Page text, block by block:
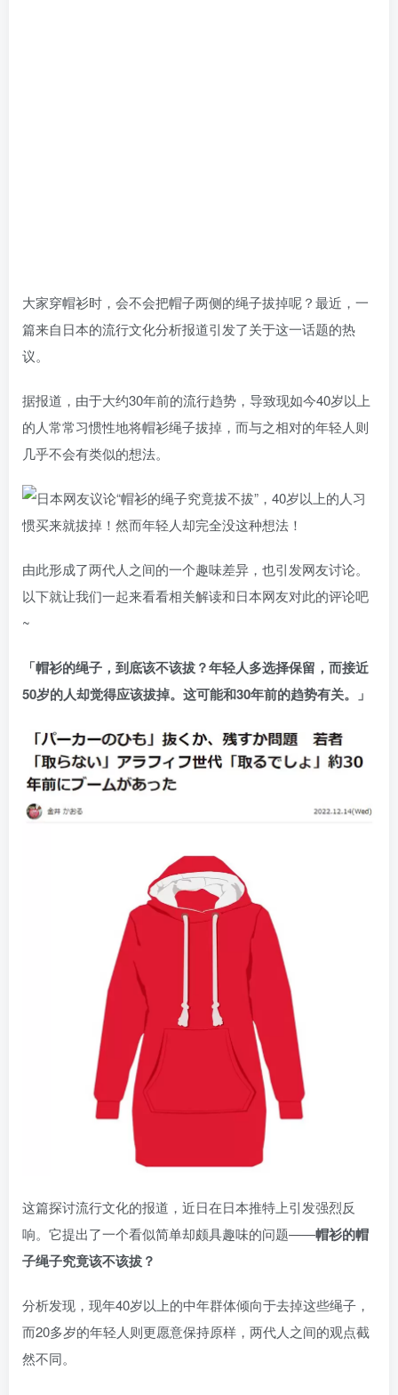
大家穿帽衫时，会不会把帽子两侧的绳子拔掉呢？最近，一
篇来自日本的流行文化分析报道引发了关于这一话题的热
议。
据报道，由于大约30年前的流行趋势，导致现如今40岁以上
的人常常习惯性地将帽衫绳子拔掉，而与之相对的年轻人则
几乎不会有类似的想法。
由此形成了两代人之间的一个趣味差异，也引发网友讨论。
以下就让我们一起来看看相关解读和日本网友对此的评论吧
~
「帽衫的绳子，到底该不该拔？年轻人多选择保留，而接近
50岁的人却觉得应该拔掉。这可能和30年前的趋势有关。」
这篇探讨流行文化的报道，近日在日本推特上引发强烈反
响。它提出了一个看似简单却颇具趣味的问题——帽衫的帽
子绳子究竟该不该拔？
分析发现，现年40岁以上的中年群体倾向于去掉这些绳子，
而20多岁的年轻人则更愿意保持原样，两代人之间的观点截
然不同。